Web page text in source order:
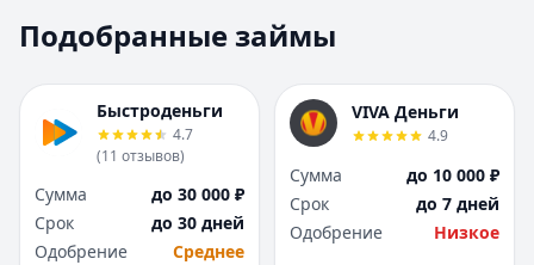
Набережные Челны
Нижний Новгород
Новокузнецк
Новосибирск
Омск
Набережные
Нижний Новгород
Новокузнецк
Новосибирск
Омск
Подобранные займы
Быстроденьги
4.7
(11 отзывов)
Сумма
до 30 000 ₽
Срок
до 30 дней
Одобрение
Среднее
VIVA Деньги
4.9
Сумма
до 10 000 ₽
Срок
до 7 дней
Одобрение
Низкое